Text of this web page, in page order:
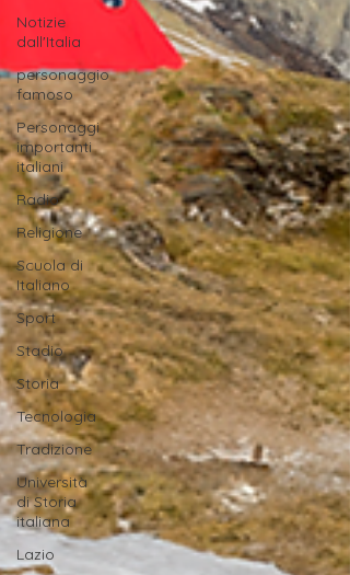
Notizie
dall'Italia
personaggio
famoso
Personaggi
importanti
italiani
Radio
Religione
Scuola di
Italiano
Sport
Stadio
Storia
Tecnologia
Tradizione
Università
di Storia
italiana
Lazio